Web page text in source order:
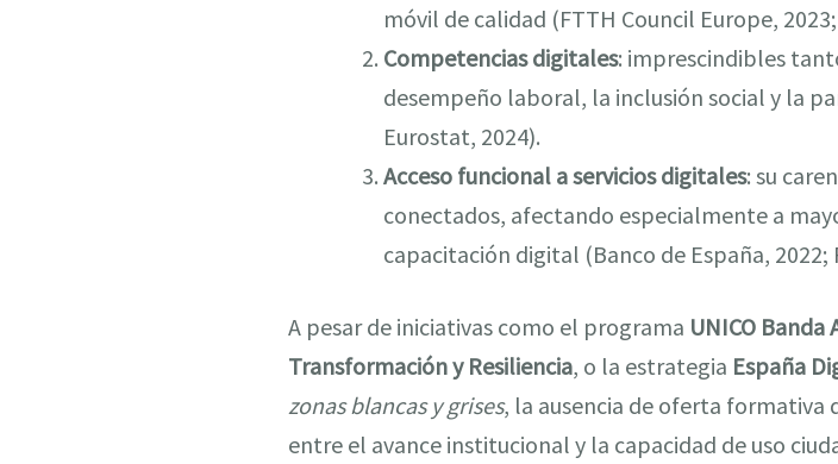
móvil de calidad (FTTH Council Europe,
Competencias digitales: imprescindibles
desempeño laboral, la inclusión social y la
Eurostat, 2024).
Acceso funcional a servicios digitales: su
conectados, afectando especialmente a
capacitación digital (Banco de España,
A pesar de iniciativas como el programa UNICO Banda
Transformación y Resiliencia, o la estrategia España
zonas blancas y grises, la ausencia de oferta
entre el avance institucional y la capacidad de uso